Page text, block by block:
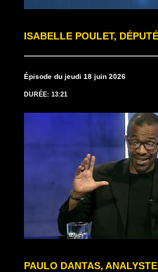
ISABELLE POULET,
Épisode du jeudi 18 juin 2026
DURÉE: 13:21
PAULO DANTAS,